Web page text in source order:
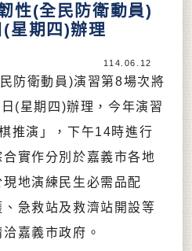
性(全民防衛動員)
星期四)辦理
114.06.12
衛動員)演習第8場次將
(星期四)辦理，今年演習
推演」，下午14時進行
合實作分別於嘉義市各地
地演練民生必需品配
急救站及救濟站開設等
嘉義市政府。